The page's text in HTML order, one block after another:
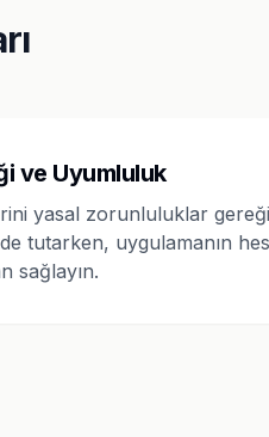
ve Uyumluluk
yasal zorunluluklar
tutarken, uygulamanın
sağlayın.